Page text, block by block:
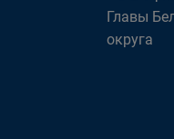
Главы
округа